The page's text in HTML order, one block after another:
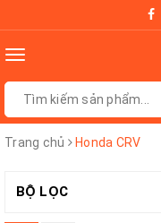
Toggle
Trang chủ Honda CRV
BỘ LỌC